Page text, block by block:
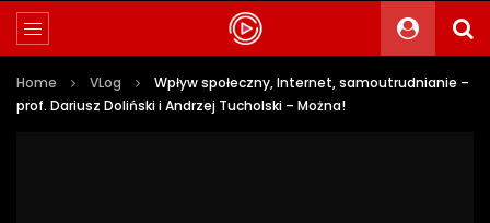
Home VLog
Wpływ społeczny, Internet, samoutrudnianie –
prof. Dariusz Doliński i Andrzej Tucholski – Można!